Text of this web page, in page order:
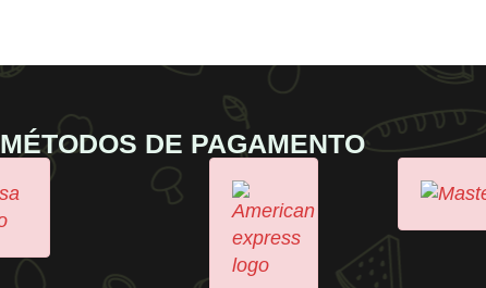
MÉTODOS DE PAGAMENTO